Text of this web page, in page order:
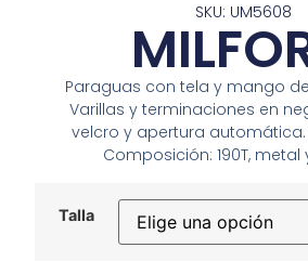
SKU: UM5608
Paraguas con tela y mango
Varillas y terminaciones en
velcro y apertura automática.
Composición: 190T, metal
Talla